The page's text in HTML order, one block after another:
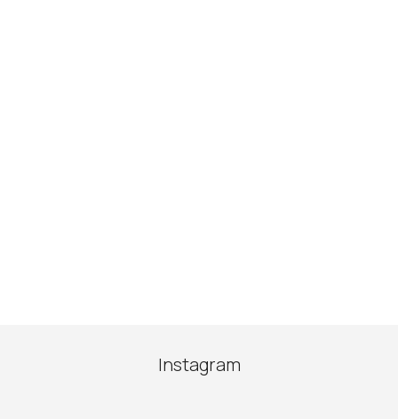
Instagram